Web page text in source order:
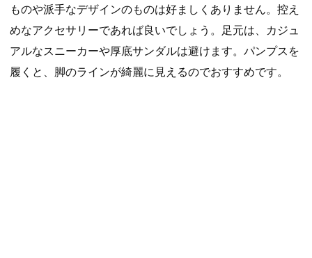
ものや派手なデザインのものは好ましくありません。控え
めなアクセサリーであれば良いでしょう。足元は、カジュ
アルなスニーカーや厚底サンダルは避けます。パンプスを
履くと、脚のラインが綺麗に見えるのでおすすめです。